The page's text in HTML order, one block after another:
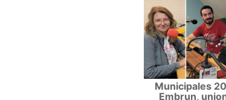
Municipales
Embrun,